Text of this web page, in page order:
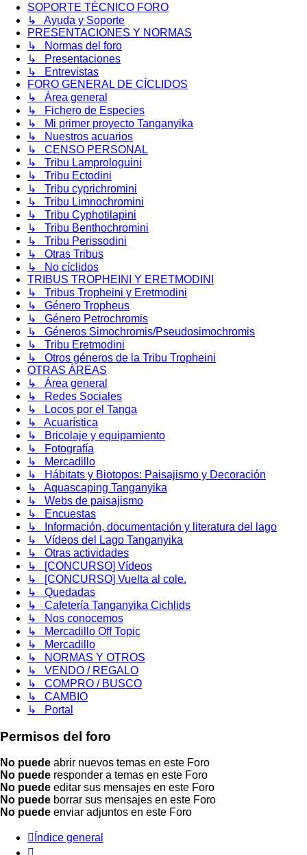
SOPORTE TÉCNICO FORO
↳ Ayuda y Soporte
PRESENTACIONES Y NORMAS
↳ Normas del foro
↳ Presentaciones
↳ Entrevistas
FORO GENERAL DE CÍCLIDOS
↳ Área general
↳ Fichero de Especies
↳ Mi primer proyecto Tanganyika
↳ Nuestros acuarios
↳ CENSO PERSONAL
↳ Tribu Lamprologuini
↳ Tribu Ectodini
↳ Tribu cyprichromini
↳ Tribu Limnochromini
↳ Tribu Cyphotilapini
↳ Tribu Benthochromini
↳ Tribu Perissodini
↳ Otras Tribus
↳ No cíclidos
TRIBUS TROPHEINI Y ERETMODINI
↳ Tribus Tropheini y Eretmodini
↳ Género Tropheus
↳ Género Petrochromis
↳ Géneros Simochromis/Pseudosimochromis
↳ Tribu Eretmodini
↳ Otros géneros de la Tribu Tropheini
OTRAS ÁREAS
↳ Área general
↳ Redes Sociales
↳ Locos por el Tanga
↳ Acuarística
↳ Bricolaje y equipamiento
↳ Fotografía
↳ Mercadillo
↳ Hábitats y Biotopos: Paisajismo y Decoración
↳ Aquascaping Tanganyika
↳ Webs de paisajismo
↳ Encuestas
↳ Información, documentación y literatura del lago
↳ Vídeos del Lago Tanganyika
↳ Otras actividades
↳ [CONCURSO] Vídeos
↳ [CONCURSO] Vuelta al cole.
↳ Quedadas
↳ Cafetería Tanganyika Cichlids
↳ Nos conocemos
↳ Mercadillo Off Topic
↳ Mercadillo
↳ NORMAS Y OTROS
↳ VENDO / REGALO
↳ COMPRO / BUSCO
↳ CAMBIO
↳ Portal
Permisos del foro
No puede abrir nuevos temas en este Foro
No puede responder a temas en este Foro
No puede editar sus mensajes en este Foro
No puede borrar sus mensajes en este Foro
No puede enviar adjuntos en este Foro
Índice general